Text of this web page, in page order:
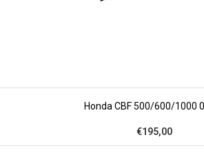
Honda CBF 500/600/1000
€195,00